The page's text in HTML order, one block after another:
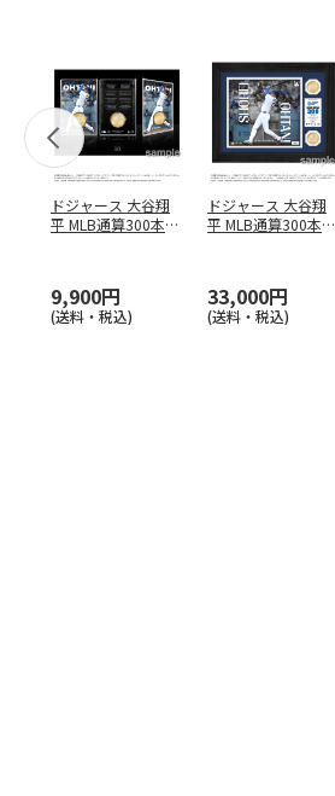
ドジャース 大谷翔
平 MLB通算300本塁
9,900円
(送料・税込)
ドジャース 大谷翔
平 MLB通算300本塁
33,000円
(送料・税込)